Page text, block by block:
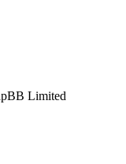
Limited